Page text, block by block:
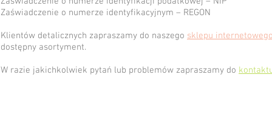
Zaświadczenie o numerze identyfikacyjnym – REGON
Klientów detalicznych zapraszamy do naszego sklepu
dostępny asortyment.
W razie jakichkolwiek pytań lub problemów zapraszamy do